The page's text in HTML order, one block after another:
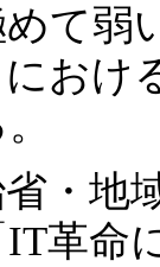
て弱
おけ
・地
IT革命